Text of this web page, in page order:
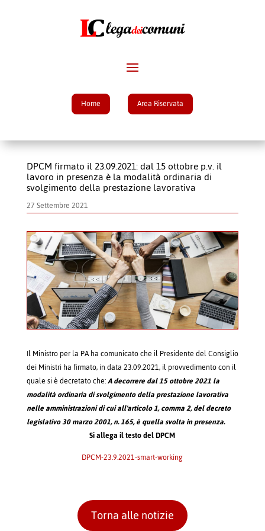
Home Area Riservata
DPCM firmato il 23.09.2021: dal 15 ottobre p.v. il
lavoro in presenza è la modalità ordinaria di
svolgimento della prestazione lavorativa
27 Settembre 2021
Il Ministro per la PA ha comunicato che il Presidente del Consiglio
dei Ministri ha firmato, in data 23.09.2021, il provvedimento con il
quale si è decretato che:A decorrere dal 15 ottobre 2021 la
modalità ordinaria di svolgimento della prestazione lavorativa
nelle amministrazioni di cui all'articolo 1, comma 2, del decreto
legislativo 30 marzo 2001, n. 165, è quella svolta in presenza.
Si allega il testo del DPCM
DPCM-23.9.2021-smart-working
Torna alle notizie